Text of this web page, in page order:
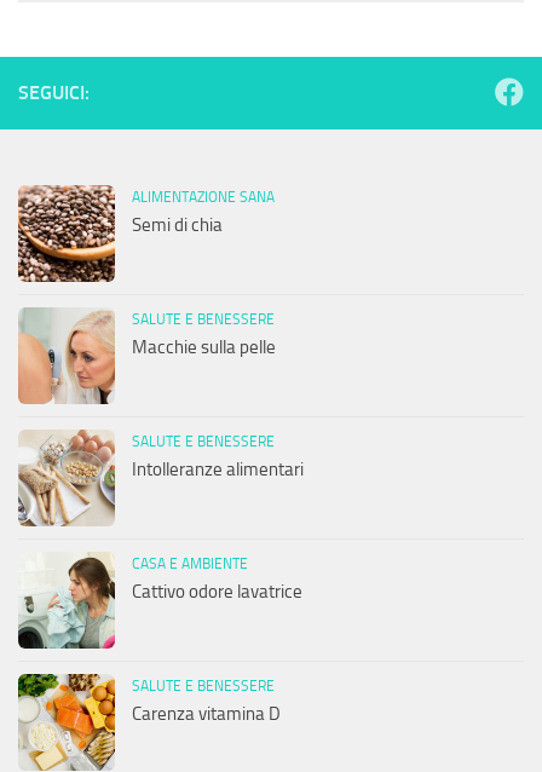
SEGUICI:
ALIMENTAZIONE SANA
Semi di chia
SALUTE E BENESSERE
Macchie sulla pelle
SALUTE E BENESSERE
Intolleranze alimentari
CASA E AMBIENTE
Cattivo odore lavatrice
SALUTE E BENESSERE
Carenza vitamina D